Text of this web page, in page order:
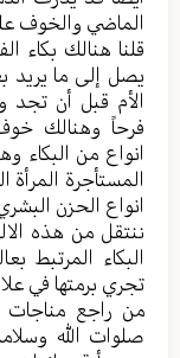
الماضي والخوف
قلنا هنالك بکاء
یصل إلی ما یرید
الأم قبل أن
فرحاً وهنالك
انواع من البکاء
المستأجرة المرأة
انواع الحزن
ننتقل من هذه
البکاء المرتبط
تجري برمتها في
من راجع مناجات
صلوات الله